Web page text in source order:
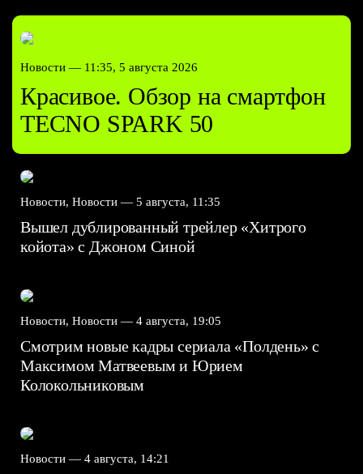
Новости — 11:35, 5 августа 2026
Красивое. Обзор на смартфон
TECNO SPARK 50
Новости, Новости — 5 августа, 11:35
Вышел дублированный трейлер «Хитрого
койота» с Джоном Синой
Новости, Новости — 4 августа, 19:05
Смотрим новые кадры сериала «Полдень» с
Максимом Матвеевым и Юрием
Колокольниковым
Новости — 4 августа, 14:21